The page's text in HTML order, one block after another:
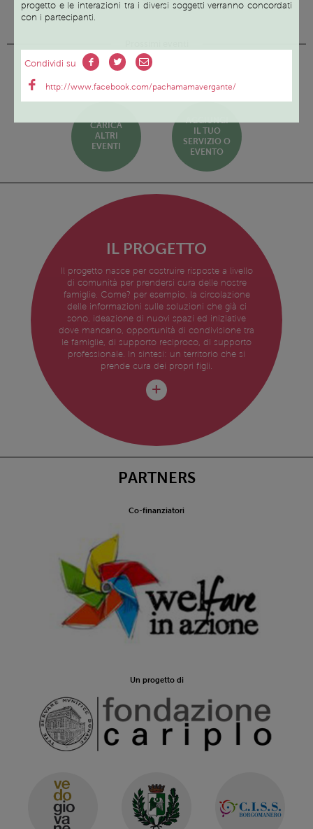
progetto e le interazioni tra i diversi soggetti verranno concordati
con i partecipanti.
Condividi su
http://www.facebook.com/pachamamavergante/
CARICA
ALTRI
EVENTI
AGGIUNGI
IL TUO
SERVIZIO O
EVENTO
IL PROGETTO
Il progetto nasce per costruire risposte a livello
di comunità per prendersi cura delle nostre
famiglie. Come? per esempio, la circolazione
delle informazioni sulle soluzioni che già ci
sono, ideazione di nuovi spazi ed iniziative
dove mancano, opportunità di condivisione tra
le famiglie, di supporto reciproco, di supporto
professionale. In sintesi: un territorio che si
prende cura dei propri figli.
PARTNERS
Co-finanziatori
Un progetto di